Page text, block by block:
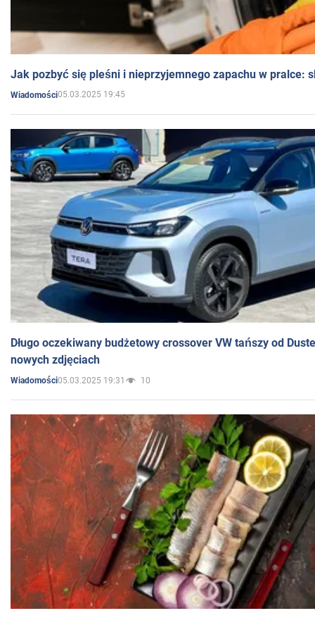
Jak pozbyć się pleśni i nieprzyjemnego zapachu w pralce:
Wiadomości05.03.2025 19:45
Długo oczekiwany budżetowy crossover VW tańszy od
nowych zdjęciach
Wiadomości05.03.2025 19:31 10